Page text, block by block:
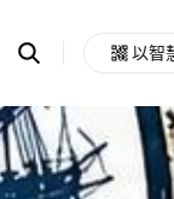
Search
OpenChats
messages
search
area
以智